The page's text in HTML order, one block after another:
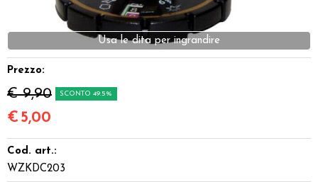
Giocattoli e Gadget
Offerte del DragoneUsa le dita per ingrandire
Prezzo:
€ 9,90 SCONTO 49.5%
€ 5,00
Cod. art.:
WZKDC203